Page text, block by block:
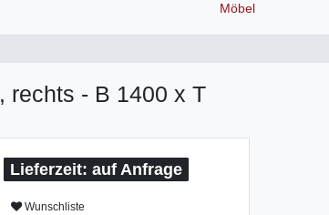
Möbel
rechts - B 1400 x T
auf Anfrage
Wunschliste